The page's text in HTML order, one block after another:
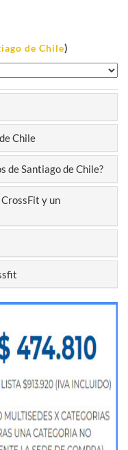
de Chile)
Chile
de Santiago de Chile?
y un